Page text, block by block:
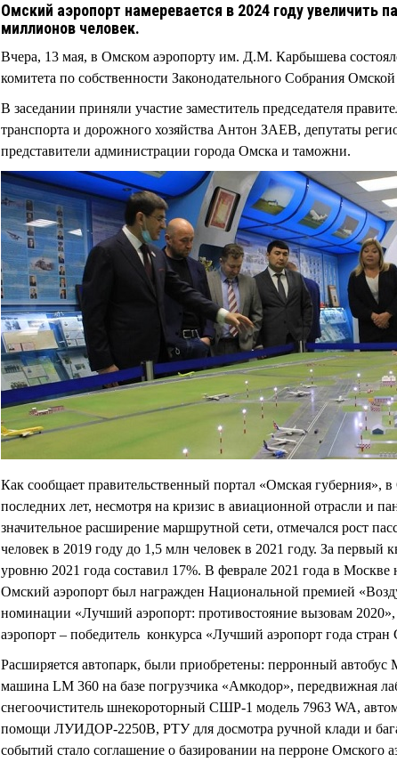
Омский аэропорт намеревается в 2024 году увеличить
миллионов человек.
Вчера, 13 мая, в Омском аэропорту им. Д.М. Карбышева
комитета по собственности Законодательного Собрания Омской
В заседании приняли участие заместитель председателя
транспорта и дорожного хозяйства Антон ЗАЕВ, депутаты
представители администрации города Омска и таможни.
Как сообщает правительственный портал «Омская губерния»,
последних лет, несмотря на кризис в авиационной отрасли и
значительное расширение маршрутной сети, отмечался рост
человек в 2019 году до 1,5 млн человек в 2021 году. За первый
уровню 2021 года составил 17%. В феврале 2021 года в Москве
Омский аэропорт был награжден Национальной премией
номинации «Лучший аэропорт: противостояние вызовам
аэропорт – победитель конкурса «Лучший аэропорт года
Расширяется автопарк, были приобретены: перронный
машина LM 360 на базе погрузчика «Амкодор», передвижная
снегоочиститель шнекороторный СШР-1 модель 7963 WA,
помощи ЛУИДОР-2250В, РТУ для досмотра ручной клади и
событий стало соглашение о базировании на перроне Омского